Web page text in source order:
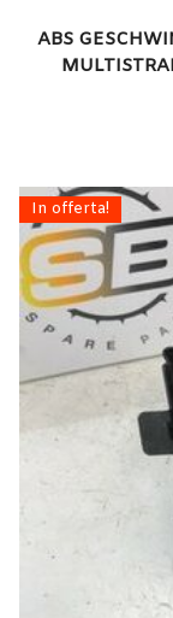
ABS
In offerta!